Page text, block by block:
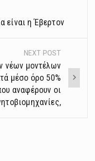
είναι η Έβερτον
NEXT POST
νέων μοντέλων
μέσο όρο 50%
αναφέρουν οι